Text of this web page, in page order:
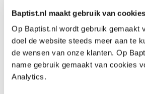
Baptist.nl maakt gebruik van cookies
Op Baptist.nl wordt gebruik gemaakt
doel de website steeds meer aan te
de wensen van onze klanten. Op
name gebruik gemaakt van cookies
Analytics.
Bekijk ook
Tormek T4 Original